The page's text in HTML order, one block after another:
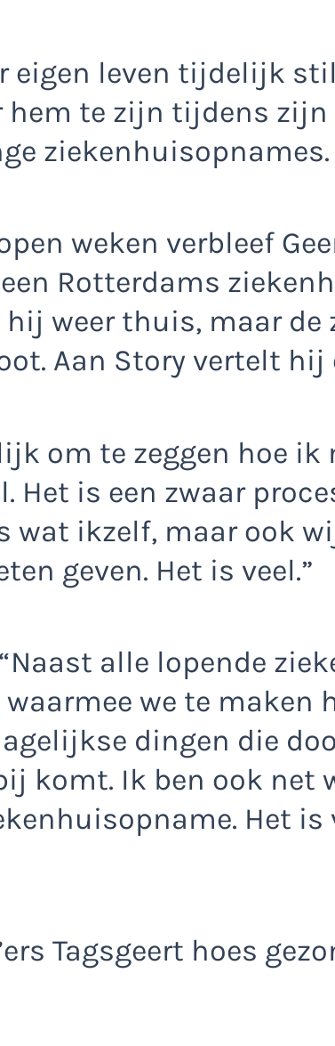
eigen leven tijdelijk
hem te zijn tijdens zijn
ziekenhuisopnames.
weken verbleef
Rotterdams
weer thuis, maar de
Aan Story vertelt hij
om te zeggen hoe ik
Het is een zwaar
wat ikzelf, maar ook
geven. Het is veel.”
alle lopende
we te maken
dingen die
komt. Ik ben ook net
Het is
Tagsgeert hoes